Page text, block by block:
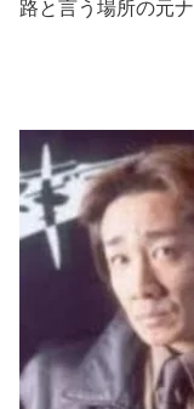
路と言う場所の元